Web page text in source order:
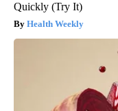
Quickly (Try It)
Health Weekly